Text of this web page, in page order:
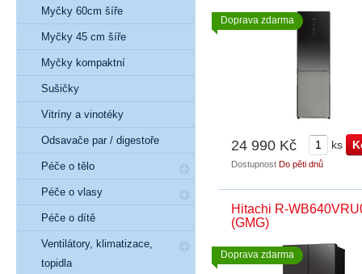
24 990 Kč ks
Dostupnost Do pěti dnů
Doprava zdarma
Hitachi R-
(GMG)
Doprava zdarma
Myčky 60cm šíře
Myčky 45 cm šíře
Myčky kompaktní
Sušičky
Vitríny a vinotéky
Odsavače par / digestoře
Péče o tělo
Péče o vlasy
Péče o dítě
Ventilátory, klimatizace,
topidla